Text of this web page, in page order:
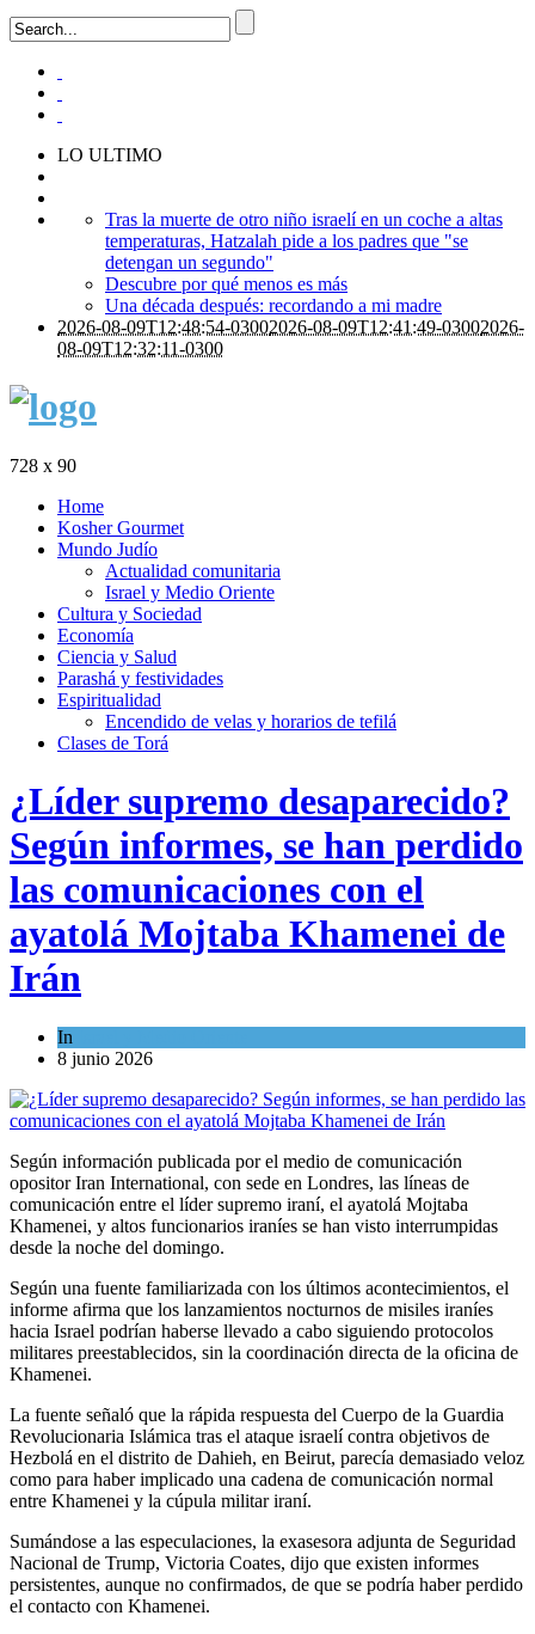
LO ULTIMO
Tras la muerte de otro niño israelí en un coche a altas
temperaturas, Hatzalah pide a los padres que "se
detengan un segundo"
Descubre por qué menos es más
Una década después: recordando a mi madre
2026-08-09T12:48:54-03002026-08-09T12:41:49-03002026-
08-09T12:32:11-0300
728 x 90
Home
Kosher Gourmet
Mundo Judío
Actualidad comunitaria
Israel y Medio Oriente
Cultura y Sociedad
Economía
Ciencia y Salud
Parashá y festividades
Espiritualidad
Encendido de velas y horarios de tefilá
Clases de Torá
¿Líder supremo desaparecido?
Según informes, se han perdido
las comunicaciones con el
ayatolá Mojtaba Khamenei de
Irán
In
8 junio 2026
Según información publicada por el medio de comunicación
opositor Iran International, con sede en Londres, las líneas de
comunicación entre el líder supremo iraní, el ayatolá Mojtaba
Khamenei, y altos funcionarios iraníes se han visto interrumpidas
desde la noche del domingo.
Según una fuente familiarizada con los últimos acontecimientos, el
informe afirma que los lanzamientos nocturnos de misiles iraníes
hacia Israel podrían haberse llevado a cabo siguiendo protocolos
militares preestablecidos, sin la coordinación directa de la oficina de
Khamenei.
La fuente señaló que la rápida respuesta del Cuerpo de la Guardia
Revolucionaria Islámica tras el ataque israelí contra objetivos de
Hezbolá en el distrito de Dahieh, en Beirut, parecía demasiado veloz
como para haber implicado una cadena de comunicación normal
entre Khamenei y la cúpula militar iraní.
Sumándose a las especulaciones, la exasesora adjunta de Seguridad
Nacional de Trump, Victoria Coates, dijo que existen informes
persistentes, aunque no confirmados, de que se podría haber perdido
el contacto con Khamenei.